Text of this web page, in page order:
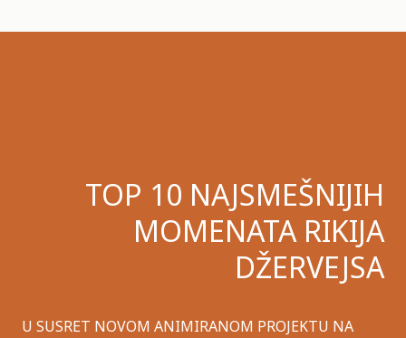
TOP 10 NAJSMEŠNIJIH
MOMENATA RIKIJA
DŽERVEJSA
U SUSRET NOVOM ANIMIRANOM PROJEKTU NA